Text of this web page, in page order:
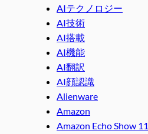
AIテクノロジー
AI技術
AI搭載
AI機能
AI翻訳
AI顔認識
Alienware
Amazon
Amazon Echo Show 11